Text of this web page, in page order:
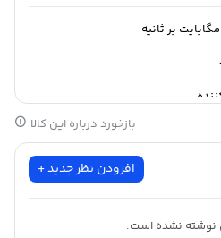
بازخورد درباره این کالا
افزودن نظر جدید +
نوشته نشده است.